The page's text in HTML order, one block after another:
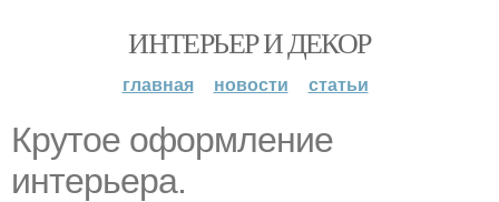
ИНТЕРЬЕР И ДЕКОР
главная новости статьи
Крутое оформление
интерьера.